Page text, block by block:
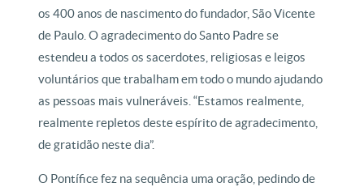
os 400 anos de nascimento do fundador, São Vicente
de Paulo. O agradecimento do Santo Padre se
estendeu a todos os sacerdotes, religiosas e leigos
voluntários que trabalham em todo o mundo ajudando
as pessoas mais vulneráveis. “Estamos realmente,
realmente repletos deste espírito de agradecimento,
de gratidão neste dia”.
O Pontífice fez na sequência uma oração, pedindo de